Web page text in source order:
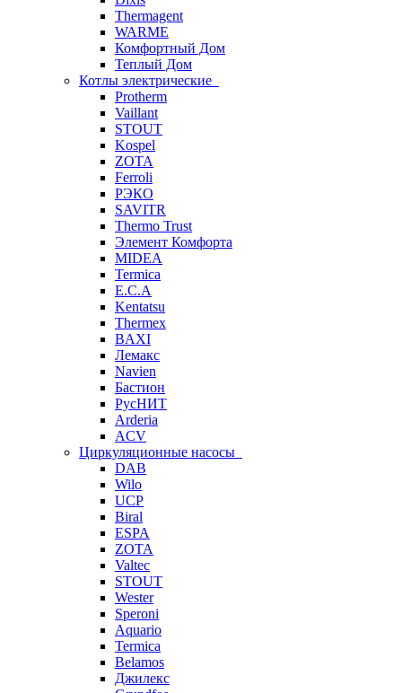
Thermagent
WARME
Комфортный Дом
Теплый Дом
Котлы электрические
Protherm
Vaillant
STOUT
Kospel
ZOTA
Ferroli
РЭКО
SAVITR
Thermo Trust
Элемент Комфорта
MIDEA
Termica
E.C.A
Kentatsu
Thermex
BAXI
Лемакс
Navien
Бастион
РусНИТ
Arderia
ACV
Циркуляционные насосы
DAB
Wilo
UCP
Biral
ESPA
ZOTA
Valtec
STOUT
Wester
Speroni
Aquario
Termica
Belamos
Джилекс